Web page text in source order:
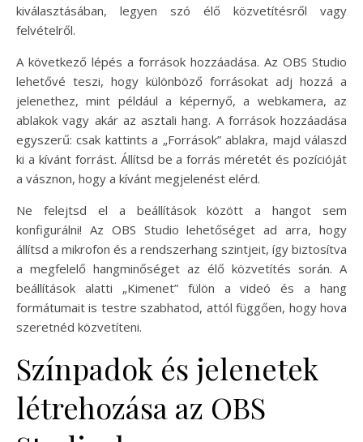
kiválasztásában, legyen szó élő közvetítésről vagy
felvételről.
A következő lépés a források hozzáadása. Az OBS Studio
lehetővé teszi, hogy különböző forrásokat adj hozzá a
jelenethez, mint például a képernyő, a webkamera, az
ablakok vagy akár az asztali hang. A források hozzáadása
egyszerű: csak kattints a „Források” ablakra, majd válaszd
ki a kívánt forrást. Állítsd be a forrás méretét és pozícióját
a vásznon, hogy a kívánt megjelenést elérd.
Ne felejtsd el a beállítások között a hangot sem
konfigurálni! Az OBS Studio lehetőséget ad arra, hogy
állítsd a mikrofon és a rendszerhang szintjeit, így biztosítva
a megfelelő hangminőséget az élő közvetítés során. A
beállítások alatti „Kimenet” fülön a videó és a hang
formátumait is testre szabhatod, attól függően, hogy hova
szeretnéd közvetíteni.
Színpadok és jelenetek
létrehozása az OBS